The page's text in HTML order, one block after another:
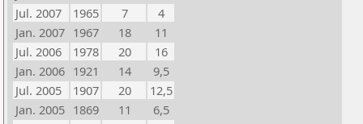
Jul. 2007
1965 7
4
Jan. 2007 1967 18
11
Jul. 2006
1978 20
16
Jan. 2006 1921 14
9,5
Jul. 2005
1907 20
12,5
Jan. 2005 1869 11
6,5